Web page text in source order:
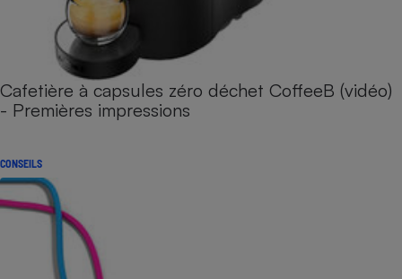
Cafetière à capsules zéro déchet CoffeeB (vidéo)
- Premières impressions
CONSEILS